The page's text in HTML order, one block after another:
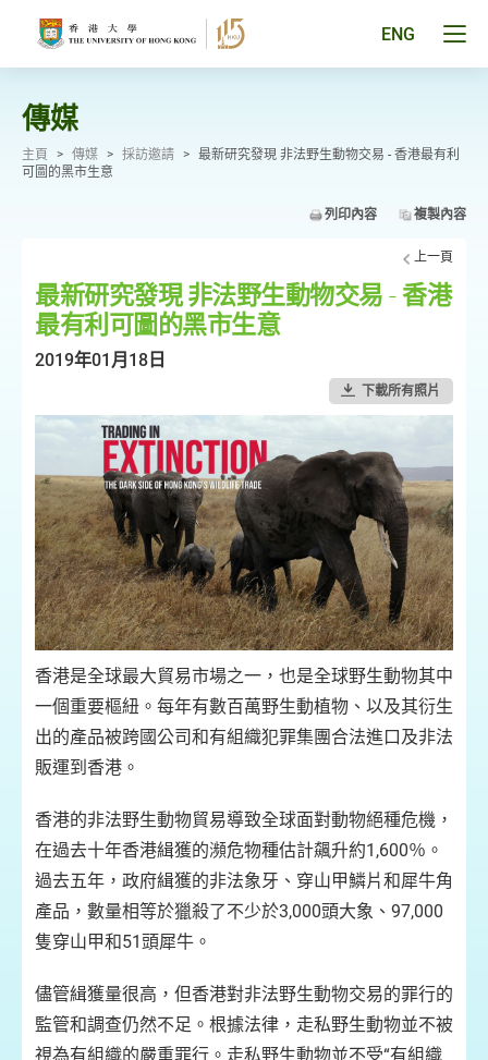
ENG
傳媒
主頁 > 傳媒 > 採訪邀請 > 最新研究發現 非法野生動物交易 - 香港最有利
可圖的黑市生意
列印內容 複製內容
上一頁
最新研究發現 非法野生動物交易 - 香港
最有利可圖的黑市生意
2019年01月18日
下載所有照片
香港是全球最大貿易市場之一，也是全球野生動物其中
一個重要樞紐。每年有數百萬野生動植物、以及其衍生
出的產品被跨國公司和有組織犯罪集團合法進口及非法
販運到香港。
香港的非法野生動物貿易導致全球面對動物絕種危機，
在過去十年香港緝獲的瀕危物種估計飆升約1,600％。
過去五年，政府緝獲的非法象牙、穿山甲鱗片和犀牛角
產品，數量相等於獵殺了不少於3,000頭大象、97,000
隻穿山甲和51頭犀牛。
儘管緝獲量很高，但香港對非法野生動物交易的罪行的
監管和調查仍然不足。根據法律，走私野生動物並不被
視為有組織的嚴重罪行。走私野生動物並不受“有組織